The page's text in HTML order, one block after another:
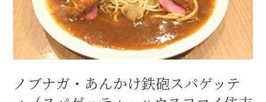
ノブナガ・あんかけ鉄砲スパゲッテ